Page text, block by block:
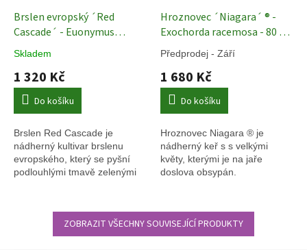
Brslen evropský ´Red
Cascade´ - Euonymus
europeus - 100 - 110 cm
Okrasné keře
Skladem
1 320 Kč
Do košíku
Brslen Red Cascade je
nádherný kultivar brslenu
evropského, který se pyšní
podlouhlými tmavě zelenými
oranžových barev a tak se
tento středně velký keř stává
nedocenitelným.
Hroznovec ´Niagara´ ® -
Exochorda racemosa - 80 -
100 cm
Okrasné keře
Předprodej - Září
1 680 Kč
Do košíku
Hroznovec Niagara ® je
nádherný keř s s velkými
květy, kterými je na jaře
doslova obsypán.
ZOBRAZIT VŠECHNY SOUVISEJÍCÍ PRODUKTY